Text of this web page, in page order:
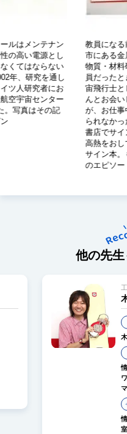
ルはメンテナン
の高い電源とし
くてはならない
年、研究を通し
ツ人研究者にお
空宇宙センター
。写真はその記
教員になる
市にある金
物質・材料
員だった
宙飛行士と
んとお会
が、お仕
られなか
書店でサイ
高熱をおし
サイン本
のエピソー
他の先生
室